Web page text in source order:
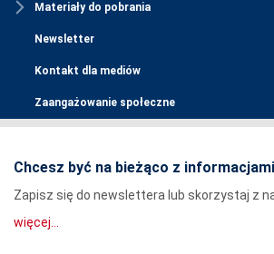
Materiały do pobrania
Newsletter
Kontakt dla mediów
Zaangażowanie społeczne
Chcesz być na bieżąco z
Zapisz się do newslettera lub skorzystaj z
więcej...